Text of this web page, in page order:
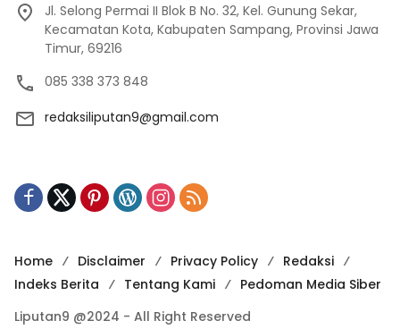
Jl. Selong Permai II Blok B No. 32, Kel. Gunung Sekar,
Kecamatan Kota, Kabupaten Sampang, Provinsi Jawa
Timur, 69216
085 338 373 848
redaksiliputan9@gmail.com
Home Disclaimer Privacy Policy
Redaksi
Indeks Berita
Tentang Kami
Pedoman Media Siber
Liputan9 @2024 - All Right Reserved